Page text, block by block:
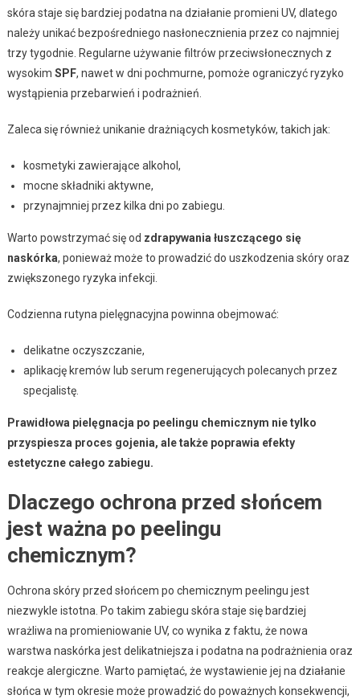
skóra staje się bardziej podatna na działanie promieni UV, dlatego
należy unikać bezpośredniego nasłonecznienia przez co najmniej
trzy tygodnie. Regularne używanie filtrów przeciwsłonecznych z
wysokim SPF, nawet w dni pochmurne, pomoże ograniczyć ryzyko
wystąpienia przebarwień i podrażnień.
Zaleca się również unikanie drażniących kosmetyków, takich jak:
kosmetyki zawierające alkohol,
mocne składniki aktywne,
przynajmniej przez kilka dni po zabiegu.
Warto powstrzymać się od zdrapywania łuszczącego się
naskórka, ponieważ może to prowadzić do uszkodzenia skóry oraz
zwiększonego ryzyka infekcji.
Codzienna rutyna pielęgnacyjna powinna obejmować:
delikatne oczyszczanie,
aplikację kremów lub serum regenerujących polecanych przez
specjalistę.
Prawidłowa pielęgnacja po peelingu chemicznym nie tylko
przyspiesza proces gojenia, ale także poprawia efekty
estetyczne całego zabiegu.
Dlaczego ochrona przed słońcem
jest ważna po peelingu
chemicznym?
Ochrona skóry przed słońcem po chemicznym peelingu jest
niezwykle istotna. Po takim zabiegu skóra staje się bardziej
wrażliwa na promieniowanie UV, co wynika z faktu, że nowa
warstwa naskórka jest delikatniejsza i podatna na podrażnienia oraz
reakcje alergiczne. Warto pamiętać, że wystawienie jej na działanie
słońca w tym okresie może prowadzić do poważnych konsekwencji,